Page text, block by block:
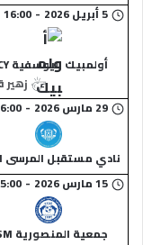
5 أبريل 2026 -
16:00
أولمبيك اليوسفية OCY
زهير
29 مارس 2026 -
نادي مستقبل المرسى CMM
15 مارس 2026 -
جمعية المنصورية ASM